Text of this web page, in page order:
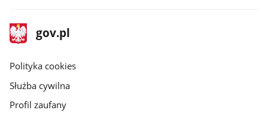
stopka
gov.pl
Strona
gov.pl
gov.pl
Polityka cookies
Służba cywilna
Profil zaufany